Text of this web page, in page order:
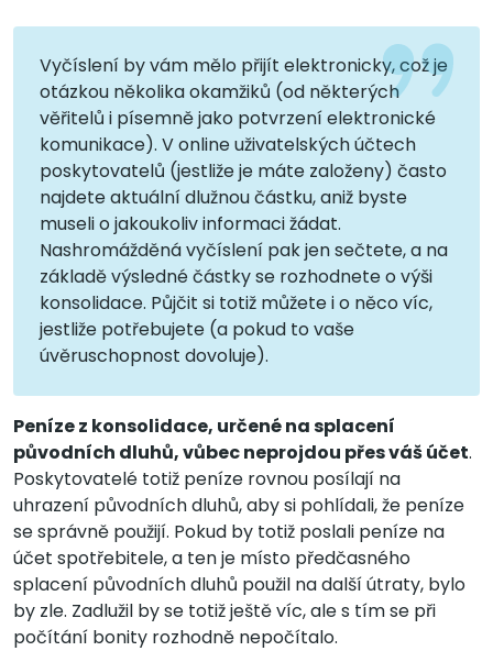
Vyčíslení by vám mělo přijít elektronicky, což je
otázkou několika okamžiků (od některých
věřitelů i písemně jako potvrzení elektronické
komunikace). V online uživatelských účtech
poskytovatelů (jestliže je máte založeny) často
najdete aktuální dlužnou částku, aniž byste
museli o jakoukoliv informaci žádat.
Nashromážděná vyčíslení pak jen sečtete, a na
základě výsledné částky se rozhodnete o výši
konsolidace. Půjčit si totiž můžete i o něco víc,
jestliže potřebujete (a pokud to vaše
úvěruschopnost dovoluje).
Peníze z konsolidace, určené na splacení
původních dluhů, vůbec neprojdou přes váš účet.
Poskytovatelé totiž peníze rovnou posílají na
uhrazení původních dluhů, aby si pohlídali, že peníze
se správně použijí. Pokud by totiž poslali peníze na
účet spotřebitele, a ten je místo předčasného
splacení původních dluhů použil na další útraty, bylo
by zle. Zadlužil by se totiž ještě víc, ale s tím se při
počítání bonity rozhodně nepočítalo.